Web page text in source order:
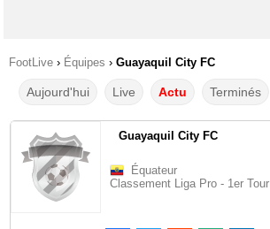
FootLive › Équipes › Guayaquil City FC
Aujourd'hui Live Actu Terminés
Guayaquil City FC
Équateur
Classement Liga Pro - 1er Tour